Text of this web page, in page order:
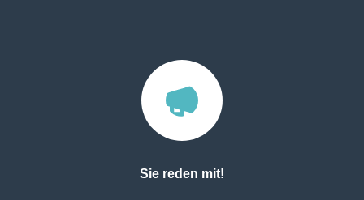
Sie reden mit!